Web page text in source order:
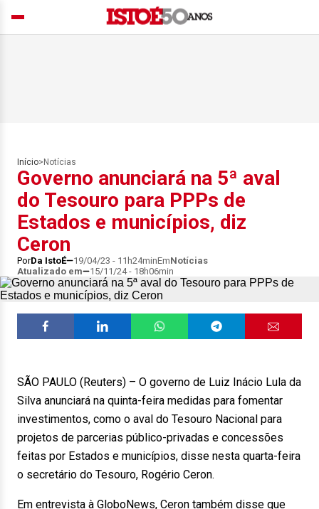
Início> Notícias
Governo anunciará na 5ª aval
do Tesouro para PPPs de
Estados e municípios, diz
Ceron
PorDa IstoÉ 19/04/23 - 11h24minEmNotícias
Atualizado em
15/11/24 - 18h06min
SÃO PAULO (Reuters) – O governo de Luiz Inácio Lula da
Silva anunciará na quinta-feira medidas para fomentar
investimentos, como o aval do Tesouro Nacional para
projetos de parcerias público-privadas e concessões
feitas por Estados e municípios, disse nesta quarta-feira
o secretário do Tesouro, Rogério Ceron.
Em entrevista à GloboNews, Ceron também disse que